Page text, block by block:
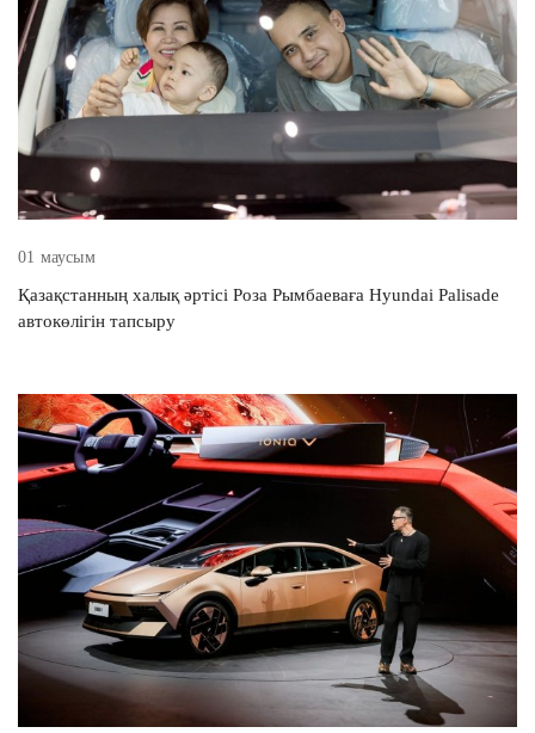
01 маусым
Қазақстанның халық әртісі Роза Рымбаеваға Hyundai Palisade
автокөлігін тапсыру